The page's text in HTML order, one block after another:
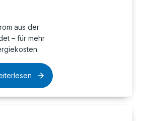
aus der
– für mehr